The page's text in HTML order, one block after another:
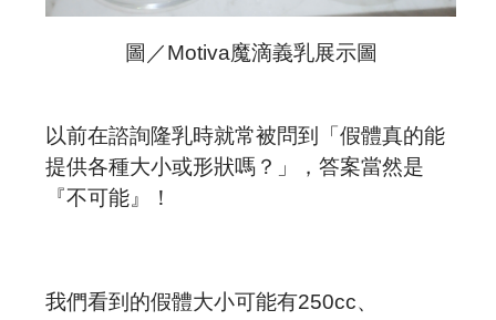
圖／Motiva魔滴義乳展示圖
以前在諮詢隆乳時就常被問到「假體真的能
提供各種大小或形狀嗎？」，答案當然是
『不可能』！
我們看到的假體大小可能有250cc、